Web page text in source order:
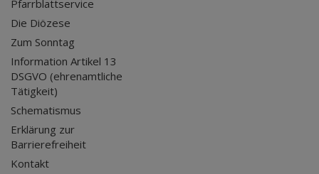
Pfarrblattservice
Die Diözese
Zum Sonntag
Information Artikel 13
DSGVO (ehrenamtliche
Tätigkeit)
Schematismus
Erklärung zur
Barrierefreiheit
Kontakt